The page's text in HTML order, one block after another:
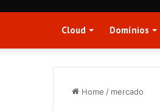
Cloud Domínios
Home / mercado